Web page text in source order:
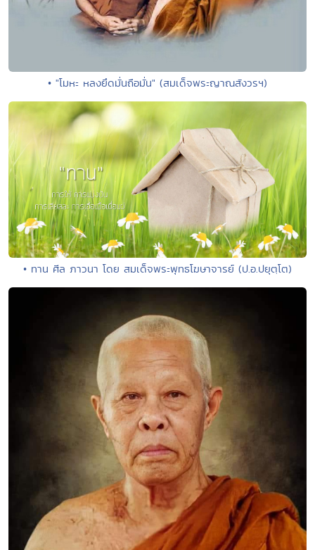
• "โมหะ หลงยึดมั่นถือมั่น" (สมเด็จพระญาณสังวรฯ)
• ทาน ศีล ภาวนา โดย สมเด็จพระพุทธโฆษาจารย์ (ป.อ.ปยุตฺโต)